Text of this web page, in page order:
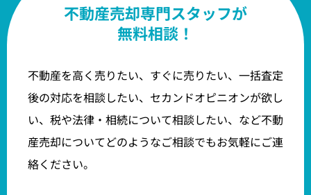
不動産売却専門スタッフが
無料相談！
不動産を高く売りたい、すぐに売りたい、一括査定
後の対応を相談したい、セカンドオピニオンが欲し
い、税や法律・相続について相談したい、など不動
産売却についてどのようなご相談でもお気軽にご連
絡ください。